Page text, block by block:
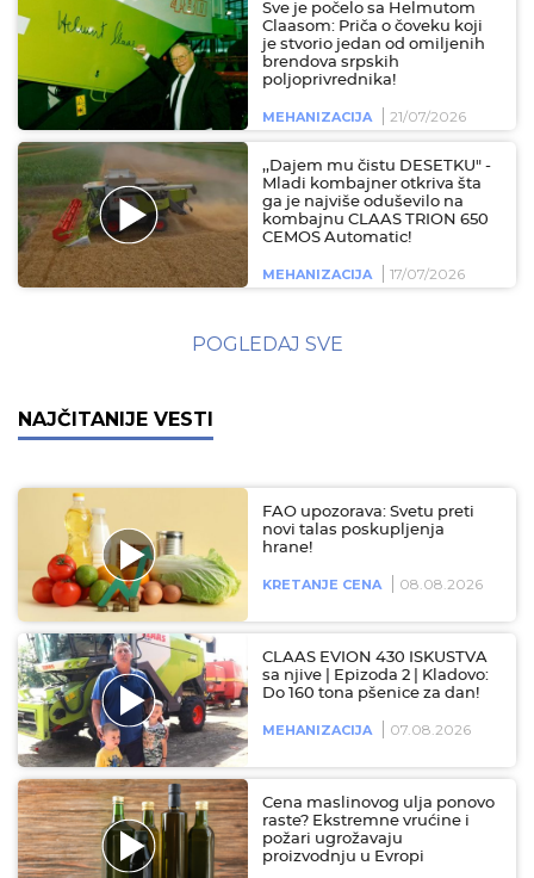
Sve je počelo sa Helmutom
Claasom: Priča o čoveku koji
je stvorio jedan od omiljenih
brendova srpskih
poljoprivrednika!
MEHANIZACIJA 21/07/2026
,,Dajem mu čistu DESETKU" -
Mladi kombajner otkriva šta
ga je najviše oduševilo na
kombajnu CLAAS TRION 650
CEMOS Automatic!
MEHANIZACIJA 17/07/2026
POGLEDAJ SVE
NAJČITANIJE VESTI
FAO upozorava: Svetu preti
novi talas poskupljenja
hrane!
KRETANJE CENA 08.08.2026
CLAAS EVION 430 ISKUSTVA
sa njive | Epizoda 2 | Kladovo:
Do 160 tona pšenice za dan!
MEHANIZACIJA 07.08.2026
Cena maslinovog ulja ponovo
raste? Ekstremne vrućine i
požari ugrožavaju
proizvodnju u Evropi